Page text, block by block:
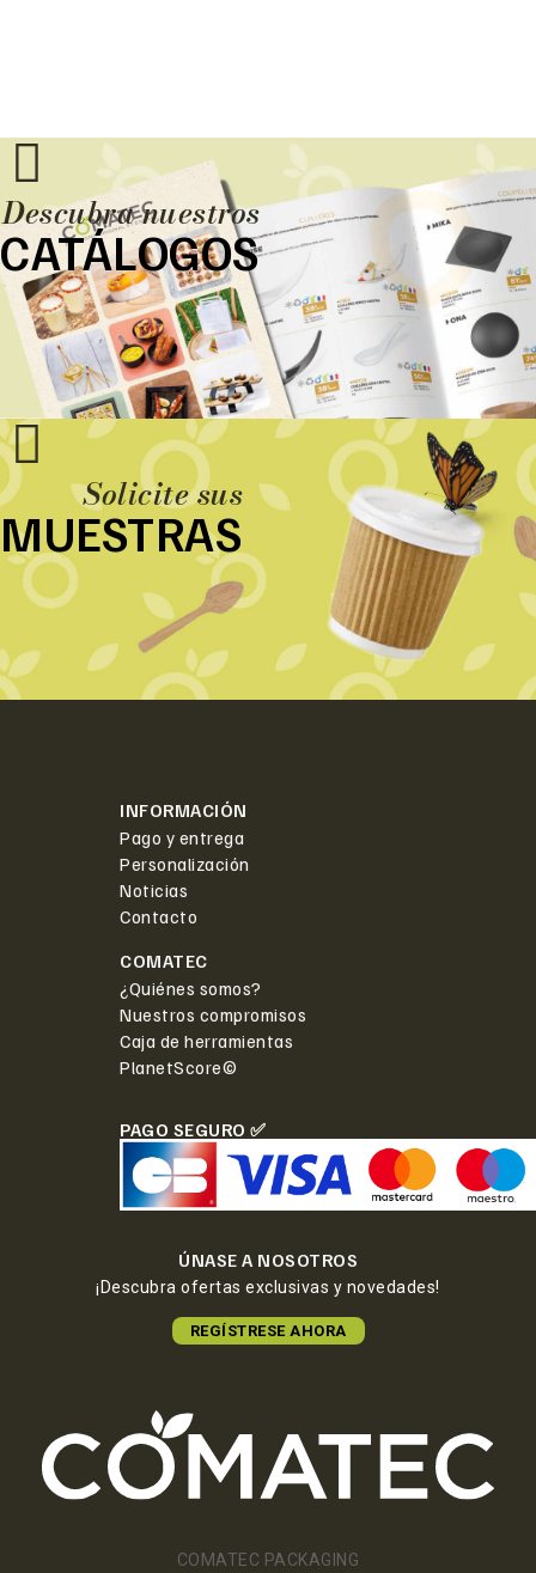
Descubra nuestros
CATÁLOGOS
Solicite sus
MUESTRAS
INFORMACIÓN
Pago y entrega
Personalización
Noticias
Contacto
COMATEC
¿Quiénes somos?
Nuestros compromisos
Caja de herramientas
PlanetScore©
PAGO SEGURO ✅
ÚNASE A NOSOTROS
¡Descubra ofertas exclusivas y novedades!
REGÍSTRESE AHORA
COMATEC PACKAGING